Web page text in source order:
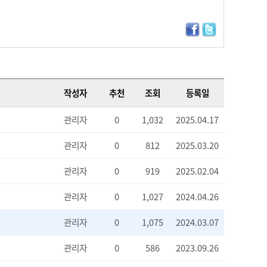
작성자 추천 조회 등록일
관리자 0 1,032
2025.04.17
관리자
0 812
2025.03.20
관리자
0 919
2025.02.04
관리자
0 1,027
2024.04.26
관리자
0 1,075
2024.03.07
관리자
0 586 2023.09.26